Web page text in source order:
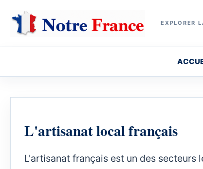
EXPLORER
L'artisanat local français
L'artisanat français est un des